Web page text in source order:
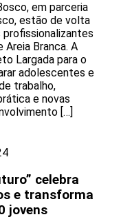
em parceria
estão de volta
Branca. A
Largada para o
adolescentes e
trabalho,
e novas
[…]
celebra
e transforma
jovens